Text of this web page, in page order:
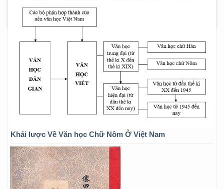
Khái lược Về Văn học Chữ Nôm Ở Việt Nam